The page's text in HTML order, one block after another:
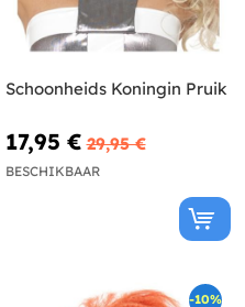
Schoonheids Koningin Pruik
17,95 € 29,95 €
BESCHIKBAAR
-10%